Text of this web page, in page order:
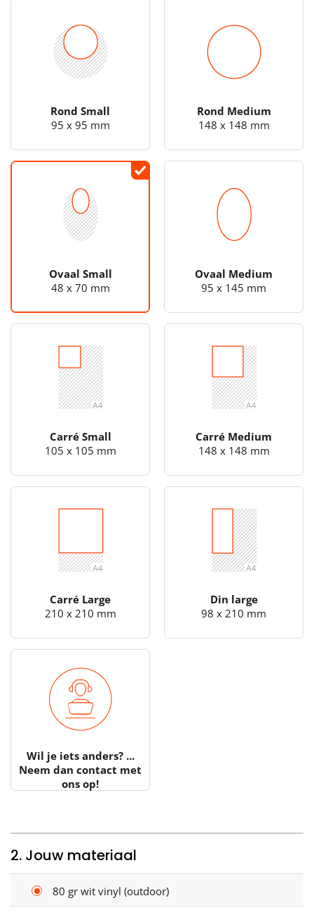
Rond Small
95 x 95 mm
Rond Medium
148 x 148 mm
Ovaal Small
48 x 70 mm
Ovaal Medium
95 x 145 mm
Carré Small
105 x 105 mm
Carré Medium
148 x 148 mm
Carré Large
210 x 210 mm
Din large
98 x 210 mm
Wil je iets anders? ...
Neem dan contact met
ons op!
2. Jouw materiaal
80 gr wit vinyl (outdoor)